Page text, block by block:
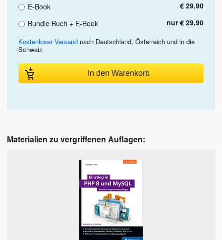
E-Book
€ 29,90
Bundle Buch + E-Book
nur € 29,90
Kostenloser Versand nach Deutschland, Österreich und in die
Schweiz
In den Warenkorb
Materialien zu vergriffenen Auflagen: